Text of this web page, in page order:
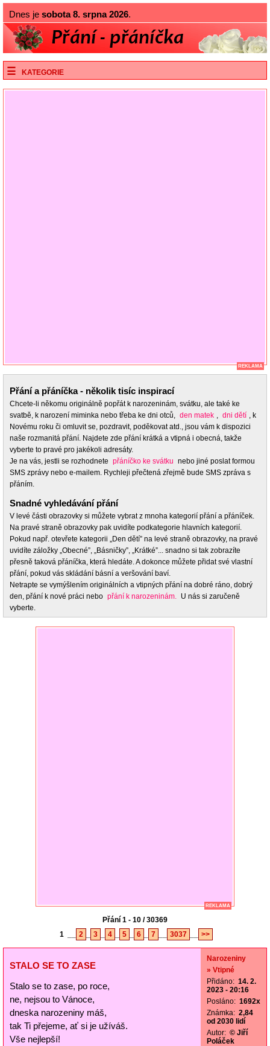
Dnes je sobota 8. srpna 2026.
KATEGORIE
REKLAMA
Přání a přáníčka - několik tisíc inspirací
Chcete-li někomu originálně popřát k narozeninám, svátku, ale také ke
svatbě, k narození miminka nebo třeba ke dni otců, den matek , dni dětí , k
Novému roku či omluvit se, pozdravit, poděkovat atd., jsou vám k dispozici
naše rozmanitá přání. Najdete zde přání krátká a vtipná i obecná, takže
vyberte to pravé pro jakékoli adresáty.
Je na vás, jestli se rozhodnete přáníčko ke svátku nebo jiné poslat formou
SMS zprávy nebo e-mailem. Rychleji přečtená zřejmě bude SMS zpráva s
přáním.
Snadné vyhledávání přání
V levé části obrazovky si můžete vybrat z mnoha kategorií přání a přáníček.
Na pravé straně obrazovky pak uvidíte podkategorie hlavních kategorií.
Pokud např. otevřete kategorii „Den dětí” na levé straně obrazovky, na pravé
uvidíte záložky „Obecné”, „Básničky”, „Krátké”... snadno si tak zobrazíte
přesně taková přáníčka, která hledáte. A dokonce můžete přidat své vlastní
přání, pokud vás skládání básní a veršování baví.
Netrapte se vymýšlením originálních a vtipných přání na dobré ráno, dobrý
den, přání k nové práci nebo přání k narozeninám. U nás si zaručeně
vyberte.
REKLAMA
Přání 1 - 10 / 30369
1
2 3 4 5 6 7 3037 >>
STALO SE TO ZASE
Stalo se to zase, po roce,
ne, nejsou to Vánoce,
dneska narozeniny máš,
tak Ti přejeme, ať si je užíváš.
Vše nejlepší!
Narozeniny
» Vtipné
Přidáno: 14. 2.
2023 - 20:16
Posláno: 1692x
Známka: 2,84
od 2030 lidí
Autor: © Jiří
Poláček